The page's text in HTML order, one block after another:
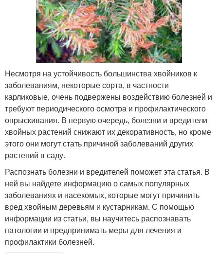
Несмотря на устойчивость большинства хвойников к
заболеваниям, некоторые сорта, в частности
карликовые, очень подвержены воздействию болезней и
требуют периодического осмотра и профилактического
опрыскивания. В первую очередь, болезни и вредители
хвойных растений снижают их декоративность, но кроме
этого они могут стать причиной заболеваний других
растений в саду.
Распознать болезни и вредителей поможет эта статья. В
ней вы найдете информацию о самых популярных
заболеваниях и насекомых, которые могут причинить
вред хвойным деревьям и кустарникам. С помощью
информации из статьи, вы научитесь распознавать
патологии и предпринимать меры для лечения и
профилактики болезней.